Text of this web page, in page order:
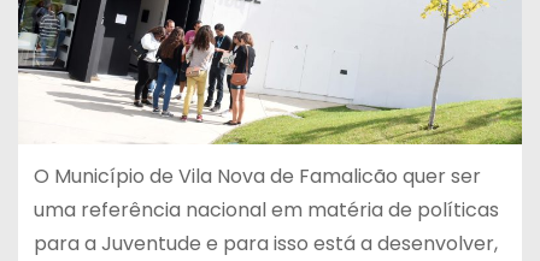
O Município de Vila Nova de Famalicão quer ser
uma referência nacional em matéria de políticas
para a Juventude e para isso está a desenvolver,